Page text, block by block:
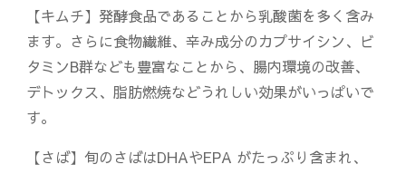
【キムチ】発酵食品であることから乳酸菌を多く含み
ます。さらに食物繊維、辛み成分のカプサイシン、ビ
タミンB群なども豊富なことから、腸内環境の改善、
デトックス、脂肪燃焼などうれしい効果がいっぱいで
す。
【さば】旬のさばはDHAやEPA がたっぷり含まれ、